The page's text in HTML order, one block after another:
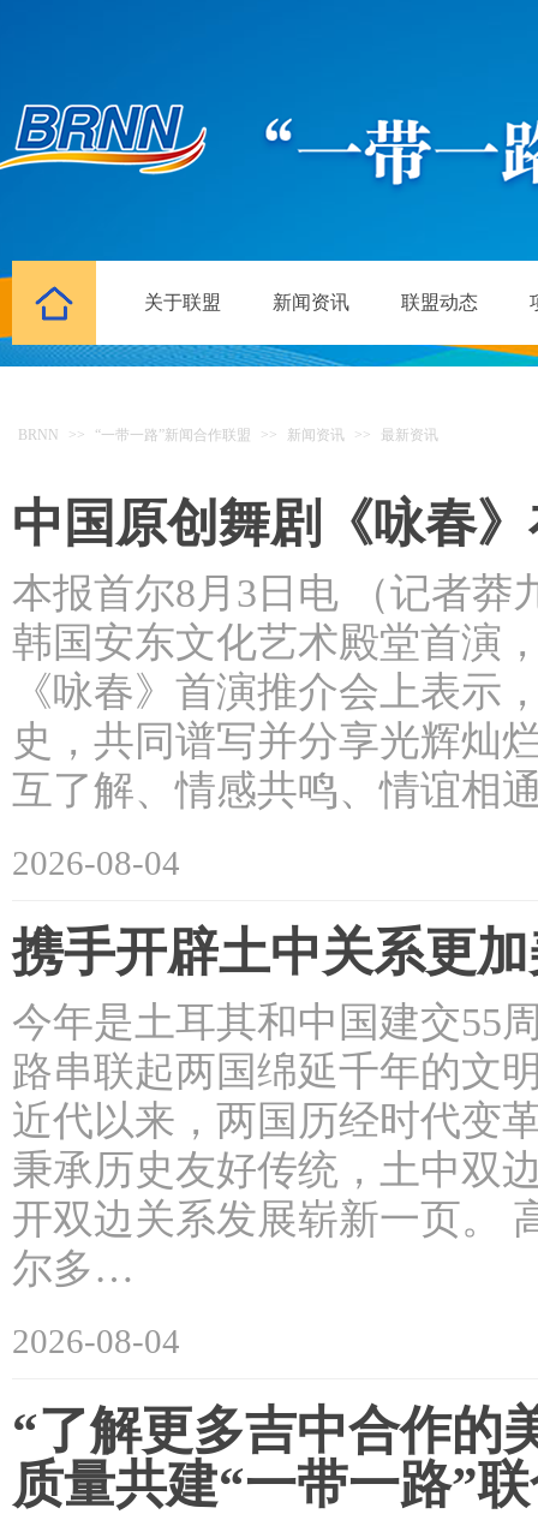
关于联盟 新闻资讯 联盟动态
BRNN >> “一带一路”新闻合作联盟 >> 新闻资讯 >> 最新资讯
中国原创舞剧《咏春
本报首尔8月3日电 （记者莽
韩国安东文化艺术殿堂首演
《咏春》首演推介会上表示
史，共同谱写并分享光辉灿
互了解、情感共鸣、情谊相
2026-08-04
携手开辟土中关系更
今年是土耳其和中国建交55
路串联起两国绵延千年的文
近代以来，两国历经时代变
秉承历史友好传统，土中双
开双边关系发展崭新一页。
尔多…
2026-08-04
“了解更多吉中合作的
质量共建“一带一路”